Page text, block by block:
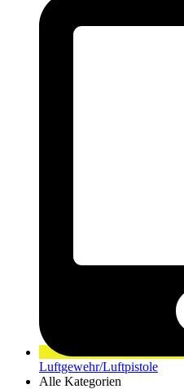
Luftgewehr/Luftpistole
Alle Kategorien